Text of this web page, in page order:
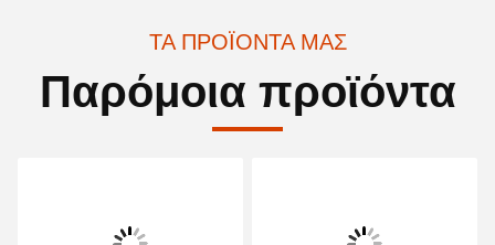
ΤΑ ΠΡΟΪΌΝΤΑ ΜΑΣ
Παρόμοια προϊόντα